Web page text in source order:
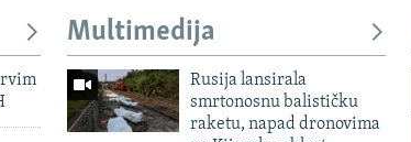
Multimedija
Rusija lansirala
smrtonosnu balističku
raketu, napad dronovima